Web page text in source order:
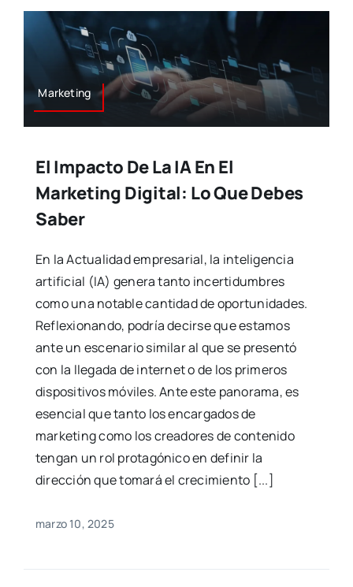
Marketing
El Impacto De La IA En El
Marketing Digital: Lo Que Debes
Saber
En la Actualidad empresarial, la inteligencia
artificial (IA) genera tanto incertidumbres
como una notable cantidad de oportunidades.
Reflexionando, podría decirse que estamos
ante un escenario similar al que se presentó
con la llegada de internet o de los primeros
dispositivos móviles. Ante este panorama, es
esencial que tanto los encargados de
marketing como los creadores de contenido
tengan un rol protagónico en definir la
dirección que tomará el crecimiento [...]
marzo 10, 2025